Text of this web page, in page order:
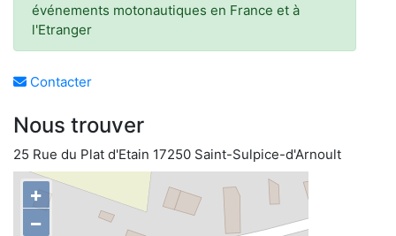
événements motonautiques en France et à
l'Etranger
Contacter
Nous trouver
25 Rue du Plat d'Etain 17250 Saint-Sulpice-d'Arnoult
+
−